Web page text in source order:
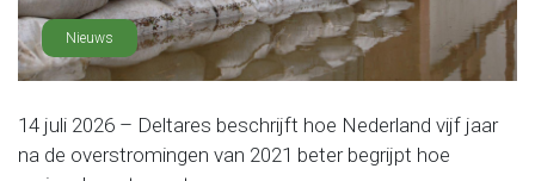
Nieuws
14 juli 2026 – Deltares beschrijft hoe Nederland vijf jaar
na de overstromingen van 2021 beter begrijpt hoe